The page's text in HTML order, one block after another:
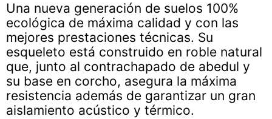
Una nueva generación de suelos 100%
ecológica de máxima calidad y con las
mejores prestaciones técnicas. Su
esqueleto está construido en roble natural
que, junto al contrachapado de abedul y
su base en corcho, asegura la máxima
resistencia además de garantizar un gran
aislamiento acústico y térmico.